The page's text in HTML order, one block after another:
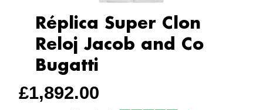
Réplica Super Clon
Reloj Jacob and Co
Bugatti
£1,892.00